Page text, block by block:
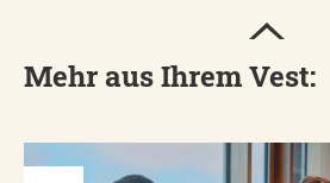
Mehr aus Ihrem Vest: